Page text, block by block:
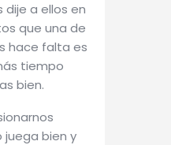
a ellos en
que una de
hace falta es
tiempo
bien.
juega bien y